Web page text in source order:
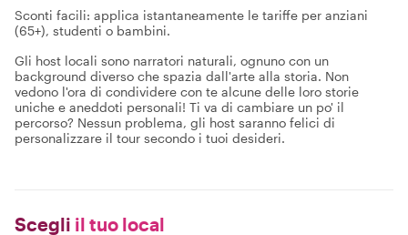
Sconti facili: applica istantaneamente le tariffe per anziani
(65+), studenti o bambini.
Gli host locali sono narratori naturali, ognuno con un
background diverso che spazia dall'arte alla storia. Non
vedono l'ora di condividere con te alcune delle loro storie
uniche e aneddoti personali! Ti va di cambiare un po' il
percorso? Nessun problema, gli host saranno felici di
personalizzare il tour secondo i tuoi desideri.
Scegli il tuo local